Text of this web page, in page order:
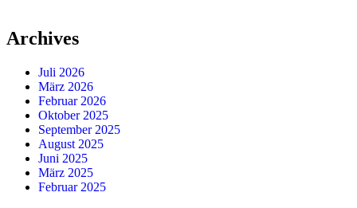
Archives
Juli 2026
März 2026
Februar 2026
Oktober 2025
September 2025
August 2025
Juni 2025
März 2025
Februar 2025